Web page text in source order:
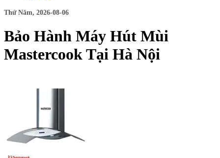
Thứ Năm, 2026-08-06
Bảo Hành Máy Hút Mùi
Mastercook Tại Hà Nội